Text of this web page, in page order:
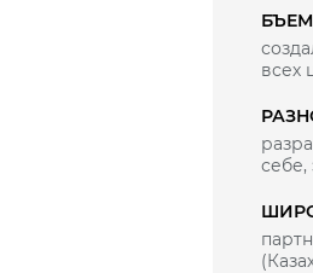
всех
себе,